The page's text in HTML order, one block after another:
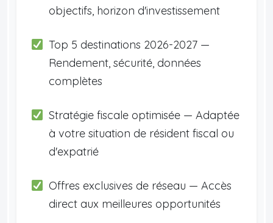
objectifs, horizon d'investissement
Top 5 destinations 2026-2027 —
Rendement, sécurité, données
complètes
Stratégie fiscale optimisée — Adaptée
à votre situation de résident fiscal ou
d'expatrié
Offres exclusives de réseau — Accès
direct aux meilleures opportunités